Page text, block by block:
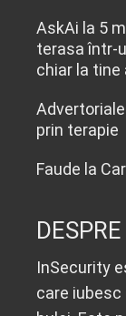
AskAi la 5
terasa într-
chiar la tine
prin terapie
Faude la
DESPRE
InSecurity
care iubesc